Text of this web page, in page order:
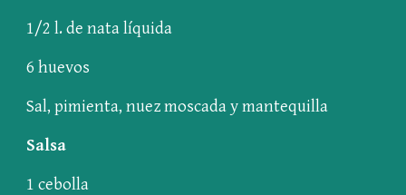
1/2 l. de nata líquida
6 huevos
Sal, pimienta, nuez moscada y mantequilla
Salsa
1 cebolla